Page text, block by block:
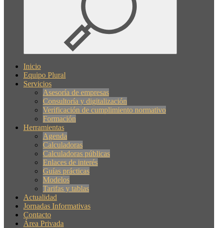
Inicio
Equipo Plural
Servicios
Asesoría de empresas
Consultoría y digitalización
Verificación de cumplimiento normativo
Formación
Herramientas
Agenda
Calculadoras
Calculadoras públicas
Enlaces de interés
Guías prácticas
Modelos
Tarifas y tablas
Actualidad
Jornadas Informativas
Contacto
Área Privada